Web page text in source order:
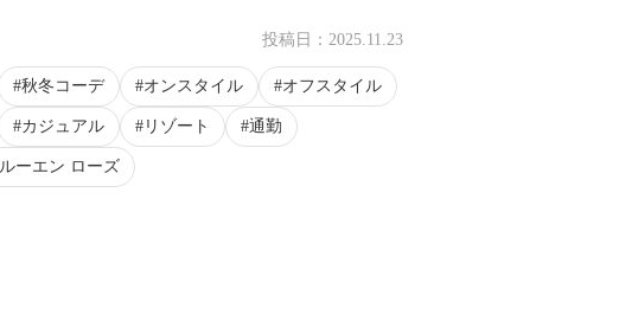
投稿日： 2025.11.23
秋冬コーデ オンスタイル オフスタイル
カジュアル リゾート 通勤
ルーエン ローズ